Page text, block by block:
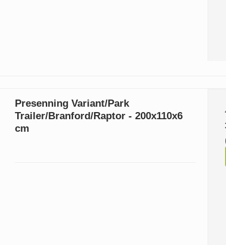
Presenning Variant/Park
Trailer/Branford/Raptor - 200x110x6
cm